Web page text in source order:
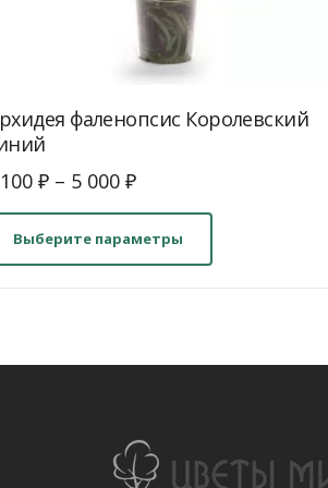
фаленопсис Королевский
₽ – 5 000₽
Выберите параметры
имеет
несколько
можно
товара.